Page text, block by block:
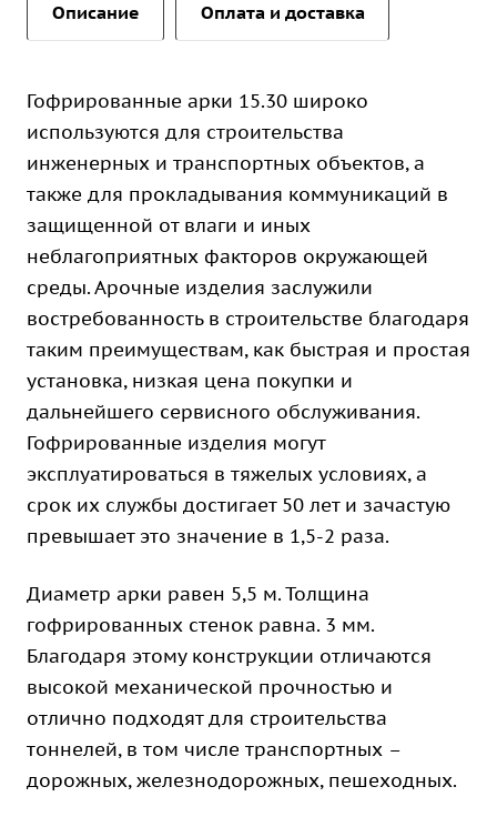
Описание Оплата и доставка
Гофрированные арки 15.30 широко
используются для строительства
инженерных и транспортных объектов, а
также для прокладывания коммуникаций в
защищенной от влаги и иных
неблагоприятных факторов окружающей
среды. Арочные изделия заслужили
востребованность в строительстве благодаря
таким преимуществам, как быстрая и простая
установка, низкая цена покупки и
дальнейшего сервисного обслуживания.
Гофрированные изделия могут
эксплуатироваться в тяжелых условиях, а
срок их службы достигает 50 лет и зачастую
превышает это значение в 1,5-2 раза.
Диаметр арки равен 5,5 м. Толщина
гофрированных стенок равна. 3 мм.
Благодаря этому конструкции отличаются
высокой механической прочностью и
отлично подходят для строительства
тоннелей, в том числе транспортных –
дорожных, железнодорожных, пешеходных.